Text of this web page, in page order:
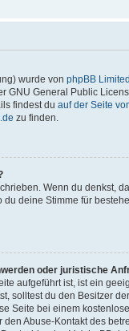
wurde von phpBB
GNU General Public
findest du auf der Seite
zu finden.
Wenn du denkst,
du deine Stimme für
oder juristische
aufgeführt ist, ist ein
solltest du den Besitzer
Seite bei einem
Abuse-Kontakt des